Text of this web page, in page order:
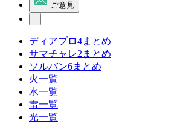
ご意見
ディアブロ4まとめ
サマチャレ2まとめ
ソルバン6まとめ
火一覧
水一覧
雷一覧
光一覧